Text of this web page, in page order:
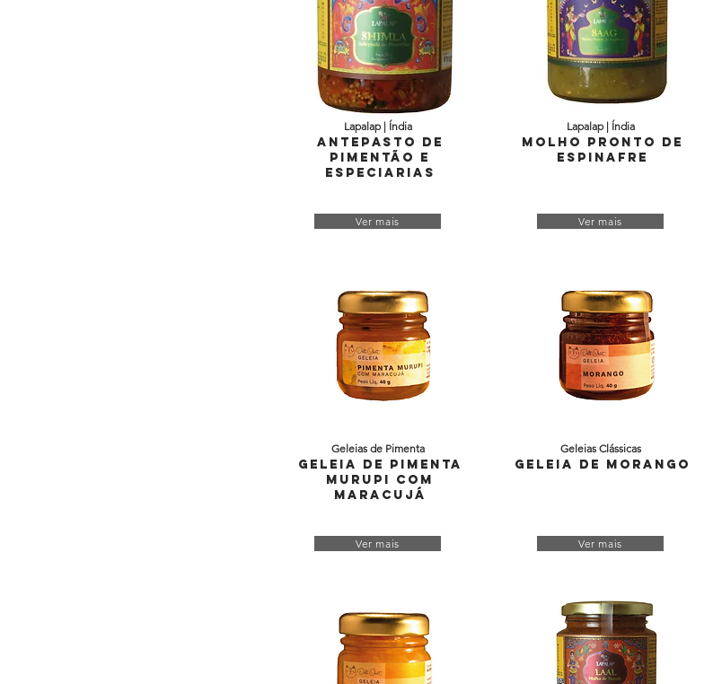
Lapalap | Índia
Antepasto de
Pimentão e
Especiarias
Ver mais
Geleias de Pimenta
Geleia de Pimenta
Murupi com
Maracujá
Ver mais
Lapalap | Índia
Molho Pronto de
Espinafre
Ver mais
Geleias Clássicas
Geleia de Morango
Ver mais